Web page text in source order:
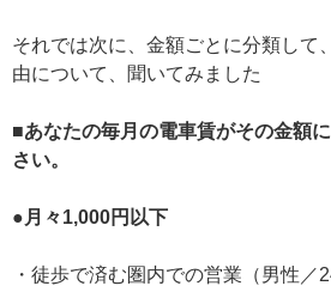
それでは次に、金額ごとに分類して
由について、聞いてみました
■あなたの毎月の電車賃がその金額
さい。
●月々1,000円以下
・徒歩で済む圏内での営業（男性／